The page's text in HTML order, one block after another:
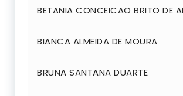
BETANIA CONCEICAO BRITO DE
BIANCA ALMEIDA DE MOURA
BRUNA SANTANA DUARTE